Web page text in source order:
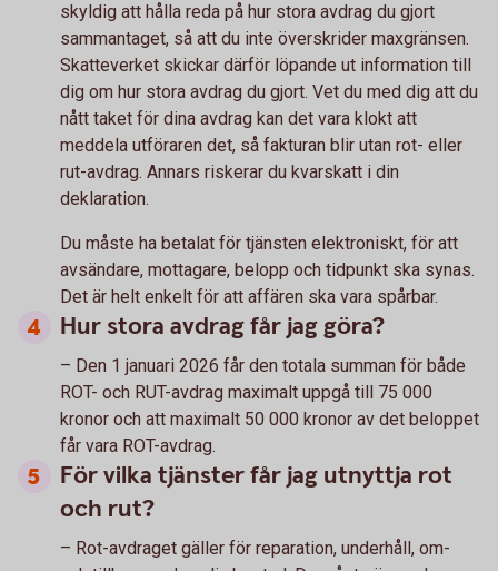
skyldig att hålla reda på hur stora avdrag du gjort
sammantaget, så att du inte överskrider maxgränsen.
Skatteverket skickar därför löpande ut information till
dig om hur stora avdrag du gjort. Vet du med dig att du
nått taket för dina avdrag kan det vara klokt att
meddela utföraren det, så fakturan blir utan rot- eller
rut-avdrag. Annars riskerar du kvarskatt i din
deklaration.
Du måste ha betalat för tjänsten elektroniskt, för att
avsändare, mottagare, belopp och tidpunkt ska synas.
Det är helt enkelt för att affären ska vara spårbar.
Hur stora avdrag får jag göra?
– Den 1 januari 2026 får den totala summan för både
ROT- och RUT-avdrag maximalt uppgå till 75 000
kronor och att maximalt 50 000 kronor av det beloppet
får vara ROT-avdrag.
För vilka tjänster får jag utnyttja rot
och rut?
– Rot-avdraget gäller för reparation, underhåll, om-